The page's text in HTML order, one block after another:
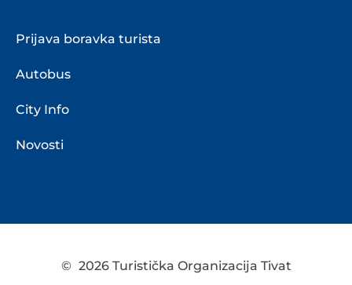
Prijava boravka turista
Autobus
City Info
Novosti
© 2026 Turistička Organizacija Tivat